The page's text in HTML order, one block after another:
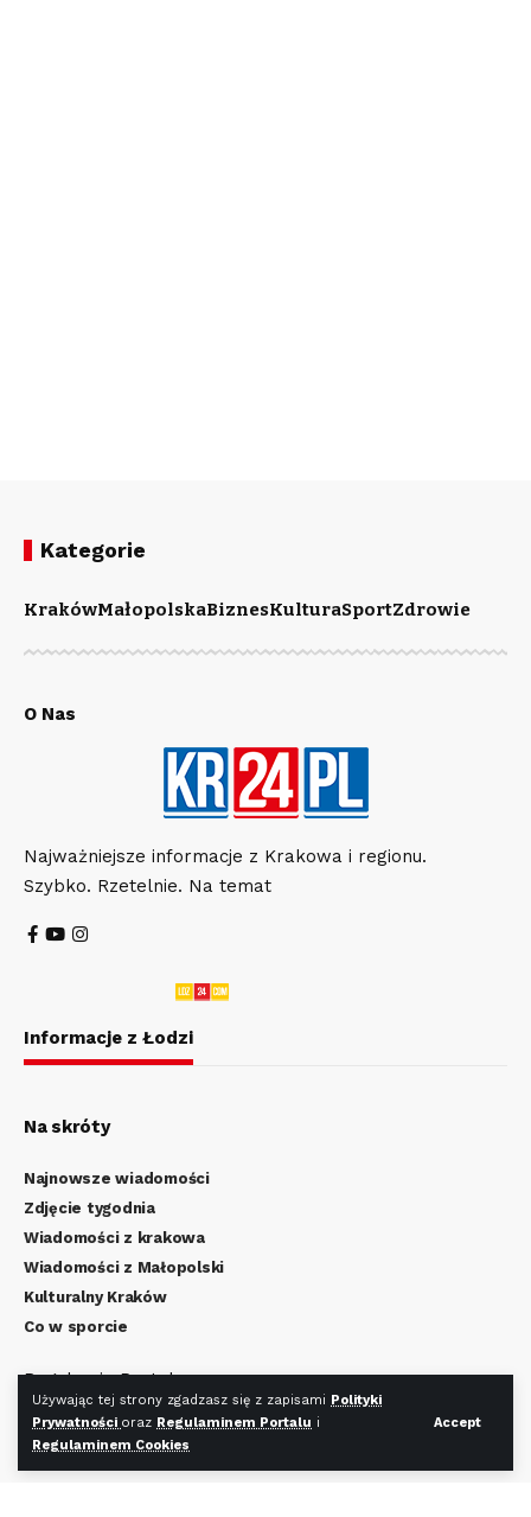
Używając tej strony zgadzasz się z zapisami Polityki
Prywatności oraz Regulaminem Portalu i
Regulaminem Cookies
Accept
Kategorie
KrakówMałopolskaBiznesKulturaSportZdrowie
O Nas
Najważniejsze informacje z Krakowa i regionu.
Szybko. Rzetelnie. Na temat
Informacje z Łodzi
Na skróty
Najnowsze wiadomości
Zdjęcie tygodnia
Wiadomości z krakowa
Wiadomości z Małopolski
Kulturalny Kraków
Co w sporcie
Regulamin Portalu
Polityka Prywatności
Regulamin Cookies